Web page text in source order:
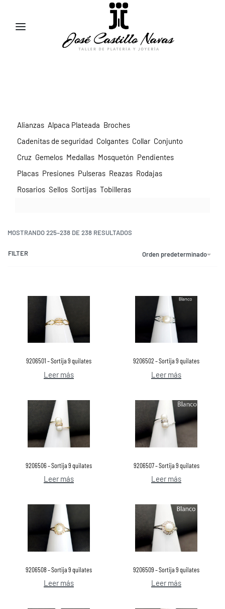
Alianzas Alpaca Plateada Broches
Cadenitas de seguridad Colgantes Collar Conjunto
Cruz Gemelos Medallas Mosquetón Pendientes
Placas Presiones Pulseras Reazas Rodajas
Rosarios Sellos Sortijas Tobilleras
MOSTRANDO 225–238 DE 238 RESULTADOS
Orden predeterminado
FILTER
9206501 – Sortija 9 quilates
Leer más
9206502 – Sortija 9 quilates
Leer más
9206506 – Sortija 9 quilates
Leer más
9206507 – Sortija 9 quilates
Leer más
9206508 – Sortija 9 quilates
Leer más
9206509 – Sortija 9 quilates
Leer más